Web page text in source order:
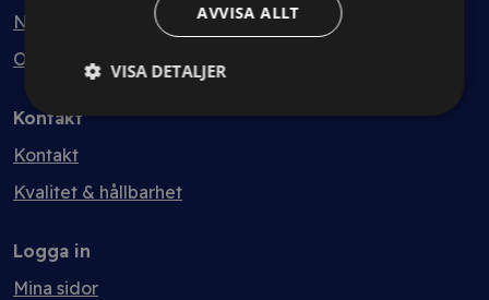
Nyheter
Ordlista
Kontakt
Kontakt
Kvalitet & hållbarhet
Logga in
Mina sidor
AVVISA ALLT
VISA DETALJER